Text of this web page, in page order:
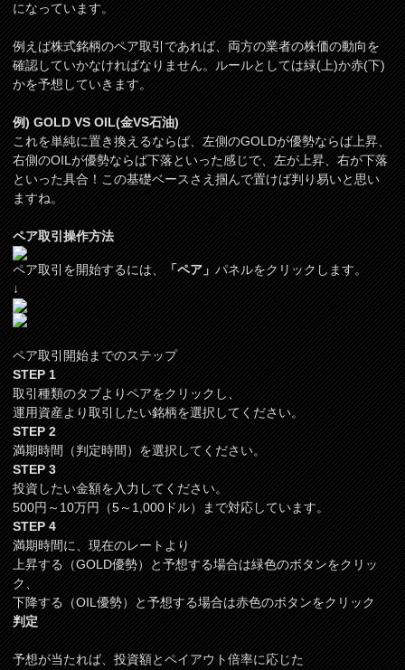
になっています。
例えば株式銘柄のペア取引であれば、両方の業者の株価の動向を
確認していかなければなりません。ルールとしては緑(上)か赤(下)
かを予想していきます。
例) GOLD VS OIL(金VS石油)
これを単純に置き換えるならば、左側のGOLDが優勢ならば上昇、
右側のOILが優勢ならば下落といった感じで、左が上昇、右が下落
といった具合！この基礎ベースさえ掴んで置けば判り易いと思い
ますね。
ペア取引操作方法
ペア取引を開始するには、「ペア」パネルをクリックします。
↓
ペア取引開始までのステップ
STEP 1
取引種類のタブよりペアをクリックし、
運用資産より取引したい銘柄を選択してください。
STEP 2
満期時間（判定時間）を選択してください。
STEP 3
投資したい金額を入力してください。
500円～10万円（5～1,000ドル）まで対応しています。
STEP 4
満期時間に、現在のレートより
上昇する（GOLD優勢）と予想する場合は緑色のボタンをクリッ
ク、
下降する（OIL優勢）と予想する場合は赤色のボタンをクリック
判定
予想が当たれば、投資額とペイアウト倍率に応じた